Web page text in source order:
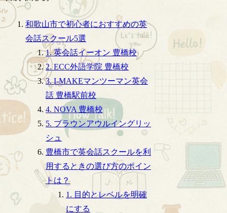
和歌山市で初心者におすすめの英
会話スクール5選
1. 英会話イーオン 豊橋校
2. ECC外語学院 豊橋校
3. I-MAKEマンツーマン英会
話 豊橋駅前校
4. NOVA 豊橋校
5. ブラウンアウルイングリッ
シュ
豊橋市で英会話スクールを利
用するときの選び方のポイン
トは？
1. 目的とレベルを明確
にする